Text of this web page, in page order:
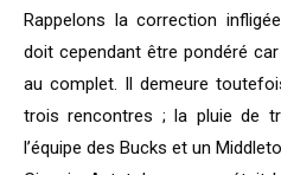
Rappelons la correction
doit cependant être pondéré
au complet. Il demeure
trois rencontres ; la pluie de
l’équipe des Bucks et un